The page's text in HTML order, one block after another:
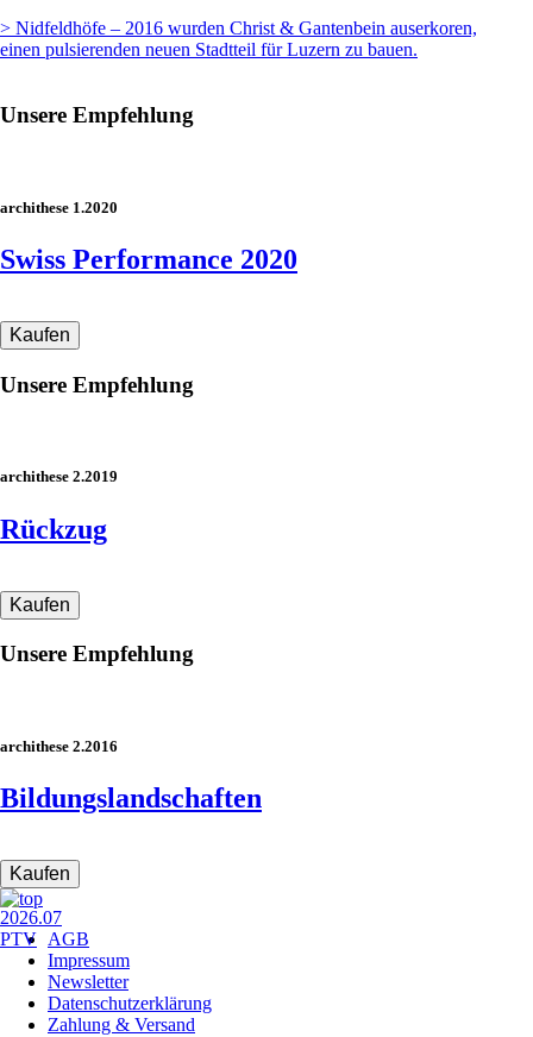
> Nidfeldhöfe – 2016 wurden Christ & Gantenbein auserkoren,
einen pulsierenden neuen Stadtteil für Luzern zu bauen.
Unsere Empfehlung
archithese 1.2020
Swiss Performance 2020
Unsere Empfehlung
archithese 2.2019
Rückzug
Unsere Empfehlung
archithese 2.2016
Bildungslandschaften
Navigation
überspringen
AGB
Impressum
Newsletter
Datenschutzerklärung
Zahlung & Versand